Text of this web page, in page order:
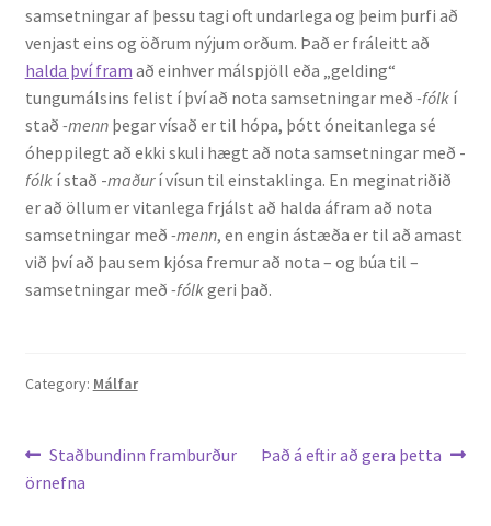
samsetningar af þessu tagi oft undarlega og þeim þurfi að
venjast eins og öðrum nýjum orðum. Það er fráleitt að
halda því fram að einhver málspjöll eða „gelding“
tungumálsins felist í því að nota samsetningar með -fólkí
stað -mennþegar vísað er til hópa, þótt óneitanlega sé
óheppilegt að ekki skuli hægt að nota samsetningar með -
fólkí stað -maðurí vísun til einstaklinga. En meginatriðið
er að öllum er vitanlega frjálst að halda áfram að nota
samsetningar með -menn, en engin ástæða er til að amast
við því að þau sem kjósa fremur að nota – og búa til –
samsetningar með -fólkgeri það.
Category: Málfar
Leiðarkerfi
færslu
Previous
post:
Staðbundinn framburður
örnefna
Next
Það á eftir að gera þetta